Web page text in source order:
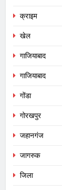
क्राइम
खेल
गाजियाबाद
गाजियाबाद
गोंडा
गोरखपुर
जहानगंज
जागरुक
जिला